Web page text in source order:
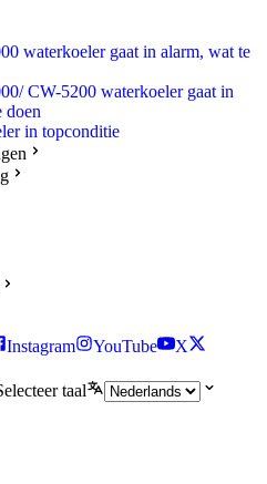
waterkoeler gaat in alarm, wat te
CW-5200 waterkoeler gaat in
doen
in topconditie
Instagram YouTube
X
taal